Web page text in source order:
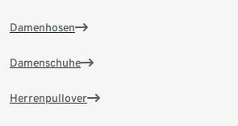
Damenhosen
Damenschuhe
Herrenpullover